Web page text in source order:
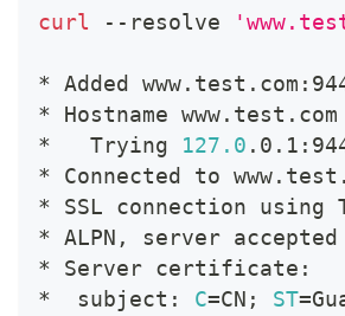
curl --resolve
* Added
* Hostname
*   Trying 127.0
* Connected to
* SSL connection using
* ALPN, server
* Server certificate:
*  subject: C=CN ; ST=